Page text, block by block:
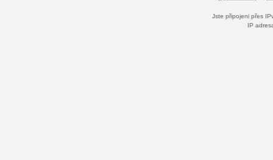
Jste připojeni přes
IP